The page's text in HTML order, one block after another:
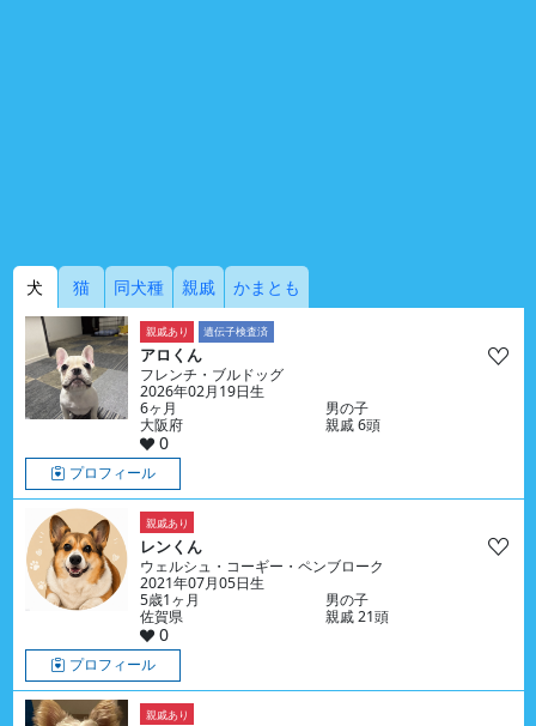
犬 猫 同犬種 親戚 かまとも
親戚あり 遺伝子検査済
アロくん
フレンチ・ブルドッグ
2026年02月19日生
6ヶ月
男の子
大阪府
親戚 6頭
0
プロフィール
親戚あり
レンくん
ウェルシュ・コーギー・ペンブローク
2021年07月05日生
5歳1ヶ月
男の子
佐賀県
親戚 21頭
0
プロフィール
親戚あり